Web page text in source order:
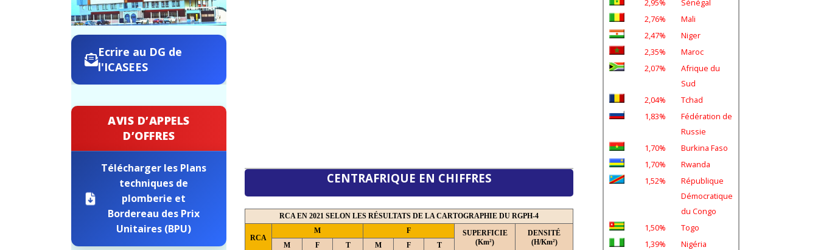
Ecrire au DG de
l'ICASEES
AVIS D’APPELS
D’OFFRES
Télécharger les Plans
techniques de
plomberie et
Bordereau des Prix
Unitaires (BPU)
CENTRAFRIQUE EN CHIFFRES
RCA EN 2021 SELON LES RÉSULTATS DE LA CARTOGRAPHIE DU RGPH-4
RCA
M F
SUPERFICIE
(Km²)
DENSITÉ
(H/Km²)
M F T M F
T
2,95%
Sénégal
2,76%
Mali
2,47%
Niger
2,35%
Maroc
2,07%
Afrique du
Sud
2,04%
Tchad
1,83%
Fédération de
Russie
1,70%
Burkina Faso
1,70%
Rwanda
1,52%
République
Démocratique
du Congo
1,50%
Togo
1,39%
Nigéria